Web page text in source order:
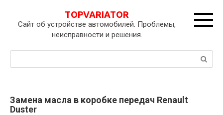
контенту
TOPVARIATOR
Сайт об устройстве автомобилей. Проблемы,
неисправности и решения.
Поиск:
Замена масла в коробке передач Renault
Duster